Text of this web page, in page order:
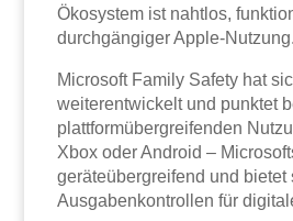
Ökosystem ist nahtlos,
durchgängiger Apple-Nutzung.
Microsoft Family Safety hat
weiterentwickelt und punktet
plattformübergreifenden
Xbox oder Android –
geräteübergreifend und bietet
Ausgabenkontrollen für